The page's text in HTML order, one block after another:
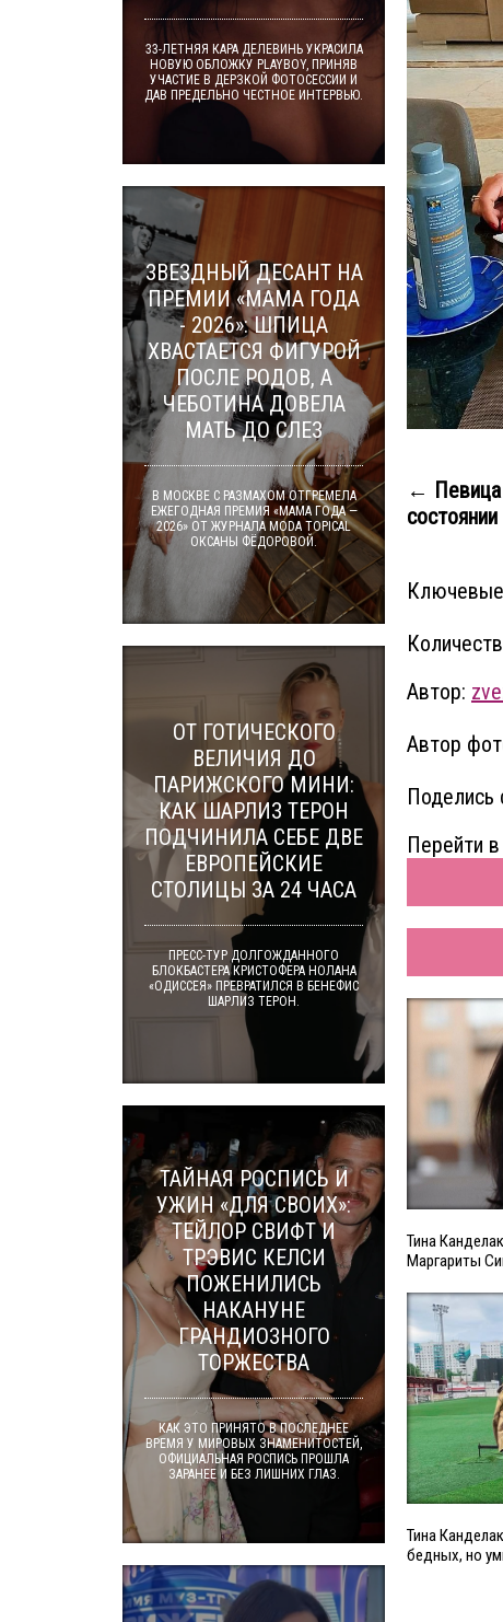
← Певица
состоянии
Автор:
Автор
Поделись
Перейти
Тина
Маргариты
Тина
бедных, но
33-ЛЕТНЯЯ КАРА ДЕЛЕВИНЬ УКРАСИЛА
НОВУЮ ОБЛОЖКУ PLAYBOY, ПРИНЯВ
УЧАСТИЕ В ДЕРЗКОЙ ФОТОСЕССИИ И
ДАВ ПРЕДЕЛЬНО ЧЕСТНОЕ ИНТЕРВЬЮ.
ЗВЕЗДНЫЙ ДЕСАНТ НА
ПРЕМИИ «МАМА ГОДА
- 2026»: ШПИЦА
ХВАСТАЕТСЯ ФИГУРОЙ
ПОСЛЕ РОДОВ, А
ЧЕБОТИНА ДОВЕЛА
МАТЬ ДО СЛЕЗ
В МОСКВЕ С РАЗМАХОМ ОТГРЕМЕЛА
ЕЖЕГОДНАЯ ПРЕМИЯ «МАМА ГОДА —
2026» ОТ ЖУРНАЛА MODA TOPICAL
ОКСАНЫ ФЁДОРОВОЙ.
ОТ ГОТИЧЕСКОГО
ВЕЛИЧИЯ ДО
ПАРИЖСКОГО МИНИ:
КАК ШАРЛИЗ ТЕРОН
ПОДЧИНИЛА СЕБЕ ДВЕ
ЕВРОПЕЙСКИЕ
СТОЛИЦЫ ЗА 24 ЧАСА
ПРЕСС-ТУР ДОЛГОЖДАННОГО
БЛОКБАСТЕРА КРИСТОФЕРА НОЛАНА
«ОДИССЕЯ» ПРЕВРАТИЛСЯ В БЕНЕФИС
ШАРЛИЗ ТЕРОН.
ТАЙНАЯ РОСПИСЬ И
УЖИН «ДЛЯ СВОИХ»:
ТЕЙЛОР СВИФТ И
ТРЭВИС КЕЛСИ
ПОЖЕНИЛИСЬ
НАКАНУНЕ
ГРАНДИОЗНОГО
ТОРЖЕСТВА
КАК ЭТО ПРИНЯТО В ПОСЛЕДНЕЕ
ВРЕМЯ У МИРОВЫХ ЗНАМЕНИТОСТЕЙ,
ОФИЦИАЛЬНАЯ РОСПИСЬ ПРОШЛА
ЗАРАНЕЕ И БЕЗ ЛИШНИХ ГЛАЗ.